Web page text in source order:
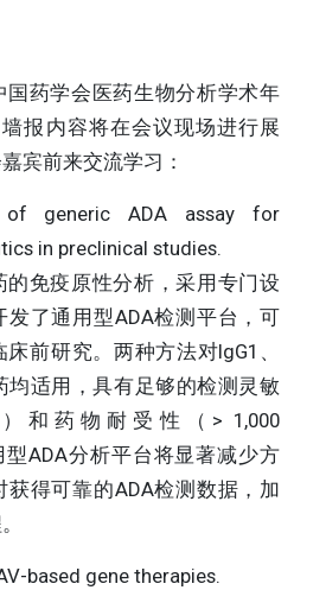
国药学会医药生物分析学术年
报内容将在会议现场进行展
宾前来交流学习：
of generic ADA assay for
in preclinical studies.
的免疫原性分析，采用专门设
发了通用型ADA检测平台，可
前研究。两种方法对IgG1、
均适用，具有足够的检测灵敏
和药物耐受性（> 1,000
ADA分析平台将显著减少方
得可靠的ADA检测数据，加
based gene therapies.